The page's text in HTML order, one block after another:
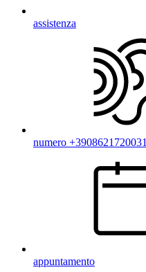
assistenza
numero +3908621720031
appuntamento